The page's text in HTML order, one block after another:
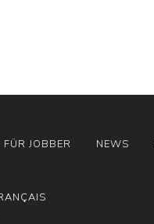
FÜR JOBBER NEWS